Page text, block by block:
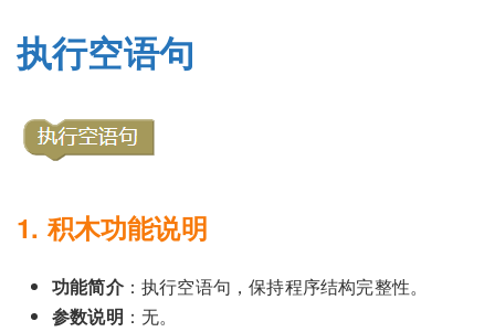
执行空语句
1. 积木功能说明
功能简介：执行空语句，保持程序结构完整性。
参数说明 ：无。